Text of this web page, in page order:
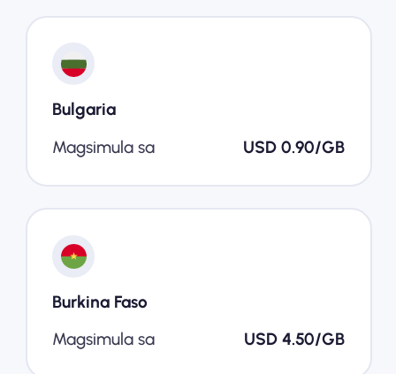
Bulgaria
Magsimula sa
USD 0.90/GB
Burkina Faso
Magsimula sa
USD 4.50/GB